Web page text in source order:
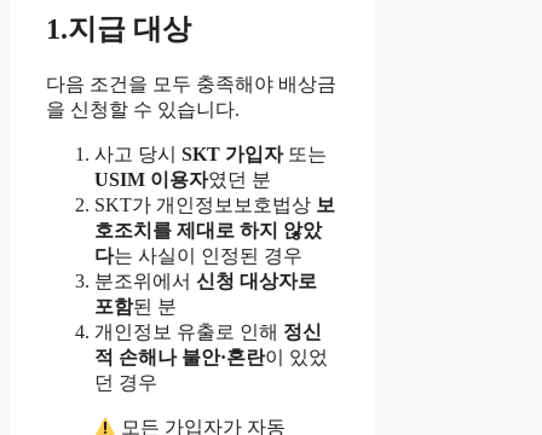
1.지급 대상
다음 조건을 모두 충족해야 배상금
을 신청할 수 있습니다.
사고 당시 SKT 가입자또는
USIM 이용자였던 분
SKT가 개인정보보호법상 보
호조치를 제대로 하지 않았
다는 사실이 인정된 경우
분조위에서 신청 대상자로
포함된 분
개인정보 유출로 인해 정신
적 손해나 불안·혼란이 있었
던 경우
모든 가입자가 자동